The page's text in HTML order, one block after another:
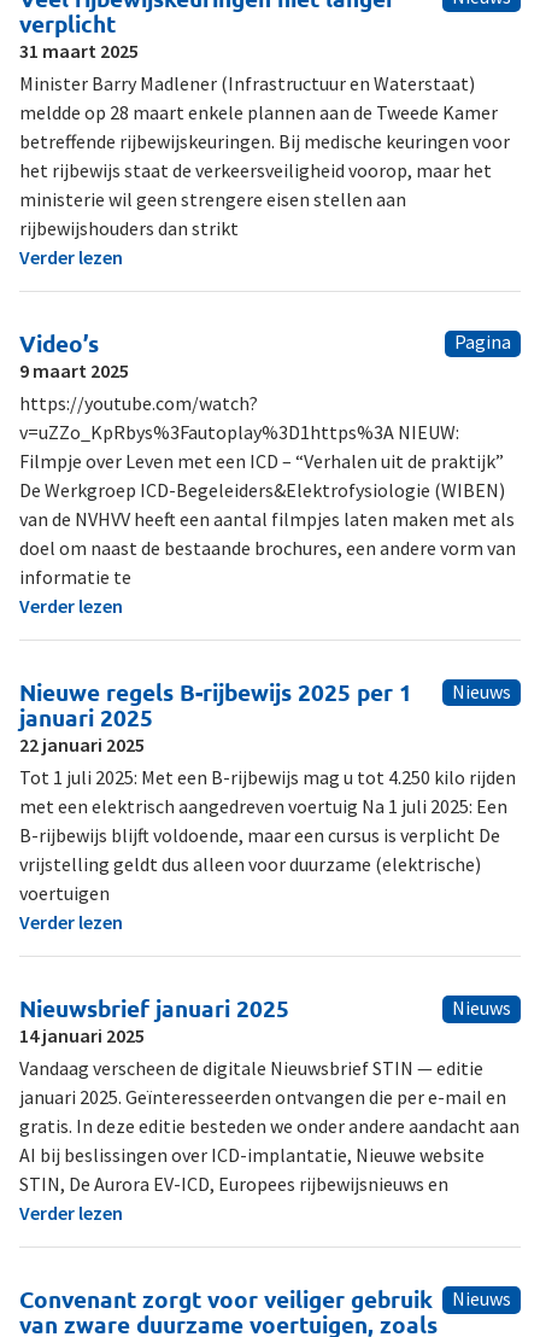
verplicht
31 maart 2025
Minister Barry Madlener (Infrastructuur en Waterstaat)
meldde op 28 maart enkele plannen aan de Tweede Kamer
betreffende rijbewijskeuringen. Bij medische keuringen voor
het rijbewijs staat de verkeersveiligheid voorop, maar het
ministerie wil geen strengere eisen stellen aan
rijbewijshouders dan strikt
Verder lezen
Pagina
Video’s
9 maart 2025
https://youtube.com/watch?
v=uZZo_KpRbys%3Fautoplay%3D1https%3A NIEUW:
Filmpje over Leven met een ICD – “Verhalen uit de praktijk”
De Werkgroep ICD-Begeleiders&Elektrofysiologie (WIBEN)
van de NVHVV heeft een aantal filmpjes laten maken met als
doel om naast de bestaande brochures, een andere vorm van
informatie te
Verder lezen
Nieuws
Nieuwe regels B-rijbewijs 2025 per 1
januari 2025
22 januari 2025
Tot 1 juli 2025: Met een B-rijbewijs mag u tot 4.250 kilo rijden
met een elektrisch aangedreven voertuig Na 1 juli 2025: Een
B-rijbewijs blijft voldoende, maar een cursus is verplicht De
vrijstelling geldt dus alleen voor duurzame (elektrische)
voertuigen
Verder lezen
Nieuws
Nieuwsbrief januari 2025
14 januari 2025
Vandaag verscheen de digitale Nieuwsbrief STIN — editie
januari 2025. Geïnteresseerden ontvangen die per e-mail en
gratis. In deze editie besteden we onder andere aandacht aan
AI bij beslissingen over ICD-implantatie, Nieuwe website
STIN, De Aurora EV-ICD, Europees rijbewijsnieuws en
Verder lezen
Nieuws
Convenant zorgt voor veiliger gebruik
van zware duurzame voertuigen, zoals